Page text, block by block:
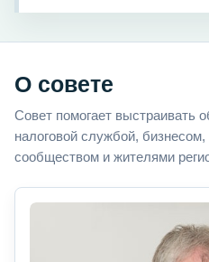
О совете
Совет помогает выстраивать
налоговой службой,
сообществом и жителями